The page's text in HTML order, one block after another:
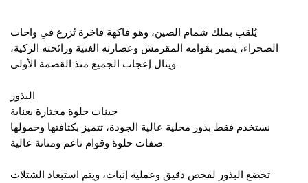
يُلقب بملك شمام الصين، وهو فاكهة فاخرة تُزرع في واحات
الصحراء، يتميز بقوامه المقرمش وعصارته الغنية ورائحته الزكية،
وينال إعجاب الجميع منذ القضمة الأولى.
البذور
جينات حلوة مختارة بعناية
نستخدم فقط بذور محلية عالية الجودة، تتميز بكثافتها وحمولها
صفات حلوة وقوام ناعم ومتانة عالية.
تخضع البذور لفحص دقيق وعملية إنبات، ويتم استبعاد الشتلات